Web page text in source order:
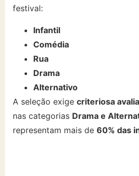
festival:
Infantil
Comédia
Rua
Drama
Alternativo
A seleção exige criteriosa
nas categorias Drama e
representam mais de 60% das